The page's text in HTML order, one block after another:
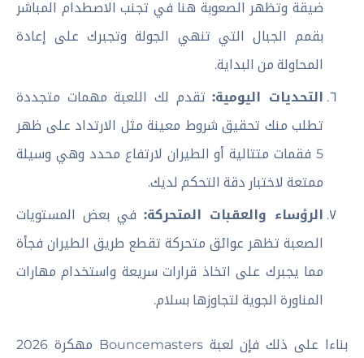
ضيقة وتظهر الصعوبة هنا في تجنب الاصطدام المباشر
بقمم الجبال التي تنهي الجولة وتجبرك على إعادة
المحاولة من البداية.
التحديات اليومية:تقدم لك اللعبة مهمات متجددة
تطلب منك تحقيق شروط معينة مثل الارتداد على ظهر
5 فقمات متتالية أو الطيران لارتفاع محدد وهي وسيلة
ممتعة لاختبار دقة التحكم لديك.
الرؤساء والعقبات المتحركة: في بعض المستويات
الصعبة تظهر عوائق متحركة تقطع طريق الطيران فجأة
مما يجبرك على اتخاذ قرارات سريعة واستخدام مهارات
المناورة الجوية لتجاوزها بسلام.
بناءا على ذلك فإن لعبة Bouncemasters مهكرة 2026